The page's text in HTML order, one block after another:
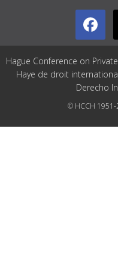
Hague Conference on
Haye de droit
Derecho
© HCCH 1951-